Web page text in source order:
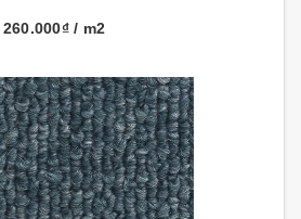
260.000₫/ m2